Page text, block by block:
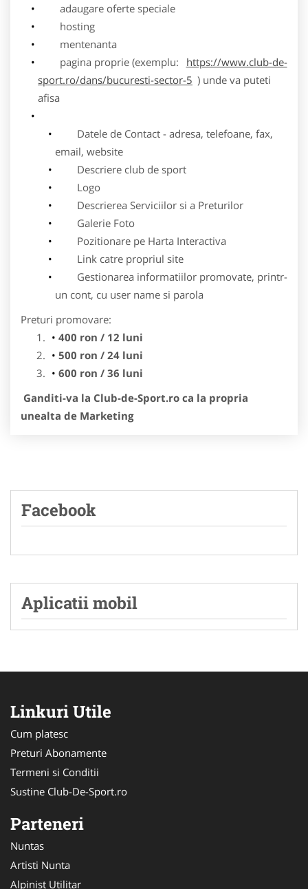
adaugare oferte speciale
hosting
mentenanta
pagina proprie (exemplu:
https://www.club-de-
sport.ro/dans/bucuresti-sector-5 ) unde va puteti
afisa
Datele de Contact - adresa, telefoane, fax,
email, website
Descriere club de sport
Logo
Descrierea Serviciilor si a Preturilor
Galerie Foto
Pozitionare pe Harta Interactiva
Link catre propriul site
Gestionarea informatiilor promovate, printr-
un cont, cu user name si parola
Preturi promovare:
400 ron / 12 luni
500 ron / 24 luni
600 ron / 36 luni
Ganditi-va la Club-de-Sport.ro ca la propria
unealta de Marketing
Facebook
Aplicatii mobil
Linkuri Utile
Cum platesc
Preturi Abonamente
Termeni si Conditii
Sustine Club-De-Sport.ro
Parteneri
Nuntas
Artisti Nunta
Alpinist Utilitar